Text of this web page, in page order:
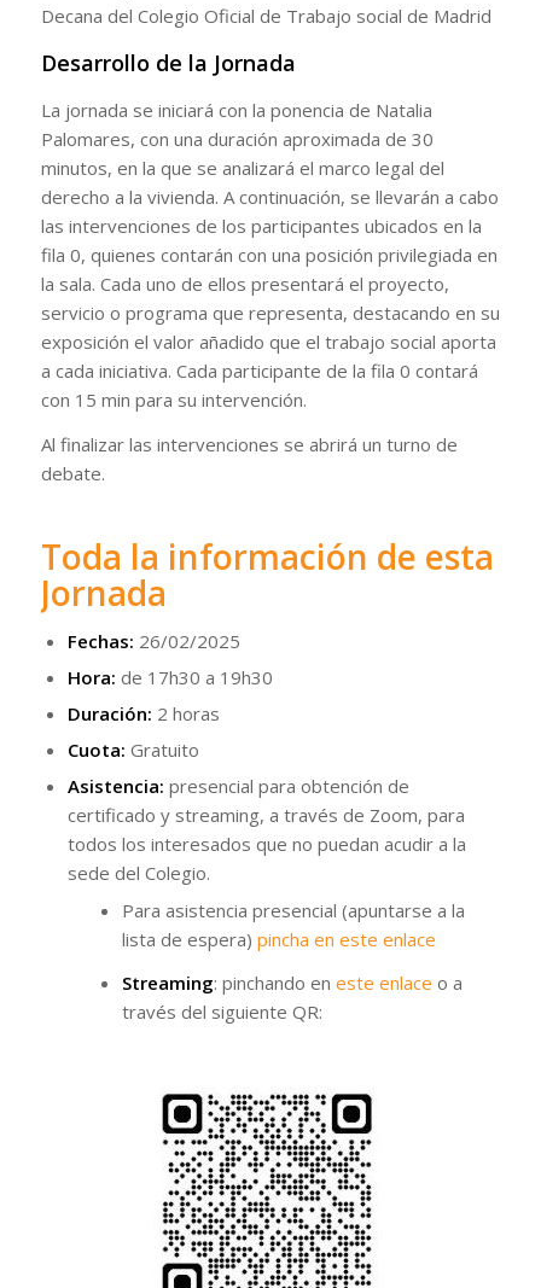
Decana del Colegio Oficial de Trabajo social de Madrid
Desarrollo de la Jornada
La jornada se iniciará con la ponencia de Natalia
Palomares, con una duración aproximada de 30
minutos, en la que se analizará el marco legal del
derecho a la vivienda. A continuación, se llevarán a cabo
las intervenciones de los participantes ubicados en la
fila 0, quienes contarán con una posición privilegiada en
la sala. Cada uno de ellos presentará el proyecto,
servicio o programa que representa, destacando en su
exposición el valor añadido que el trabajo social aporta
a cada iniciativa. Cada participante de la fila 0 contará
con 15 min para su intervención.
Al finalizar las intervenciones se abrirá un turno de
debate.
Toda la información de esta
Jornada
Fechas: 26/02/2025
Hora: de 17h30 a 19h30
Duración: 2 horas
Cuota: Gratuito
Asistencia: presencial para obtención de
certificado y streaming, a través de Zoom, para
todos los interesados que no puedan acudir a la
sede del Colegio.
Para asistencia presencial (apuntarse a la
lista de espera) pincha en este enlace
Streaming: pinchando en este enlace o a
través del siguiente QR: